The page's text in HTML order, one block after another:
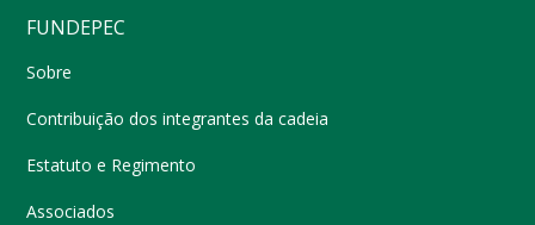
FUNDEPEC
Sobre
Contribuição dos integrantes da cadeia
Estatuto e Regimento
Associados